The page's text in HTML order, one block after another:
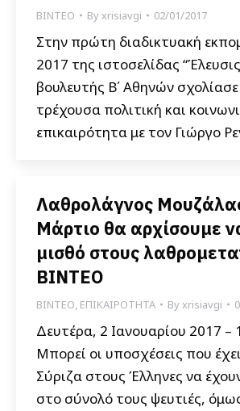
ΒΙΝΤΕΟ Byxrisiavgi 02/01/2017
Στην πρώτη διαδικτυακή
2017 της ιστοσελίδας
βουλευτής Β΄ Αθηνών
τρέχουσα πολιτική και
επικαιρότητα με τον Γιώργο
Λαθρολάγνος
Μάρτιο θα αρχίσουμε
μισθό στους
ΒΙΝΤΕΟ
ΒΙΝΤΕΟ, ΕΠΙΚΑΙΡΟΤΗΤΑ Byxrisiavgi
Δευτέρα, 2 Ιανουαρίου
Μπορεί οι υποσχέσεις που
Σύριζα στους Έλληνες να
στο σύνολό τους ψευτιές,